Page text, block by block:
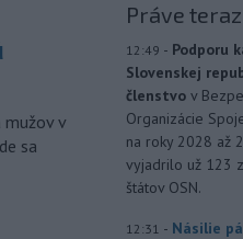
mužov v
sa
Práve teraz
12:49 - Podporu
Slovenskej
členstvo v
Organizácie
na roky 2028 až
vyjadrilo už 123
štátov OSN.
12:31 - Násilie